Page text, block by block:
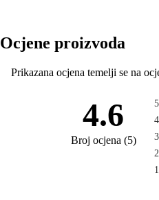
Ocjene proizvoda
Prikazana ocjena temelji se na
4.6
Broj ocjena (5)
5
4
3
2
1